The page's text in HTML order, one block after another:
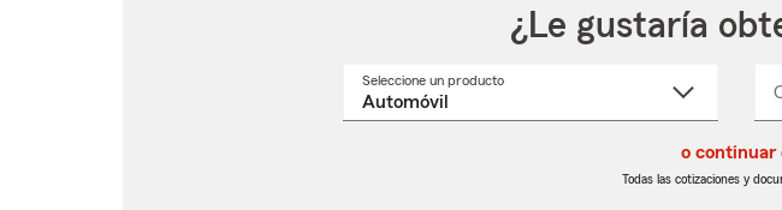
¿Le gustaría
Seleccione un productoSeleccione
o continuar
Todas las cotizaciones y